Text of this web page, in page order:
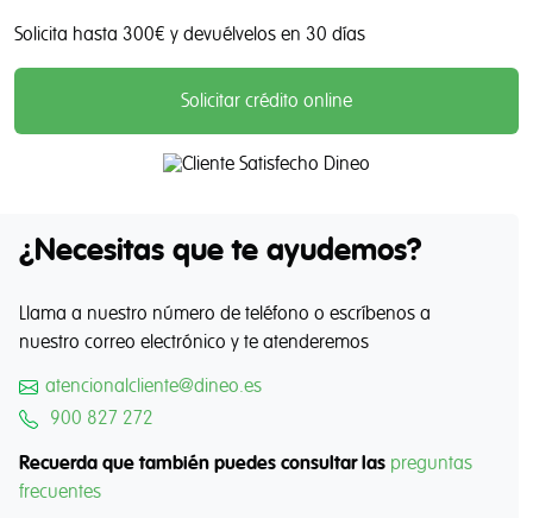
Solicita hasta 300€ y devuélvelos en 30 días
Solicitar crédito online
¿Necesitas que te ayudemos?
Llama a nuestro número de teléfono o escríbenos a
nuestro correo electrónico y te atenderemos
atencionalcliente@dineo.es
900 827 272
Recuerda que también puedes consultar las preguntas
frecuentes